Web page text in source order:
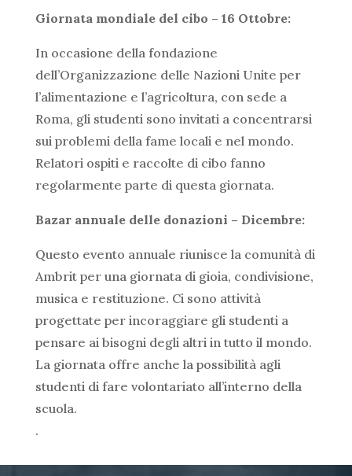
Giornata mondiale del cibo – 16 Ottobre:
In occasione della fondazione
dell’Organizzazione delle Nazioni Unite per
l’alimentazione e l’agricoltura, con sede a
Roma, gli studenti sono invitati a concentrarsi
sui problemi della fame locali e nel mondo.
Relatori ospiti e raccolte di cibo fanno
regolarmente parte di questa giornata.
Bazar annuale delle donazioni – Dicembre:
Questo evento annuale riunisce la comunità di
Ambrit per una giornata di gioia, condivisione,
musica e restituzione. Ci sono attività
progettate per incoraggiare gli studenti a
pensare ai bisogni degli altri in tutto il mondo.
La giornata offre anche la possibilità agli
studenti di fare volontariato all’interno della
scuola.
.